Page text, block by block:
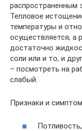
распространенным
Тепловое
температуры и
осуществляется, а
достаточно
соли или и то, и
– посмотреть на
слабый.
Признаки и
Потливость,